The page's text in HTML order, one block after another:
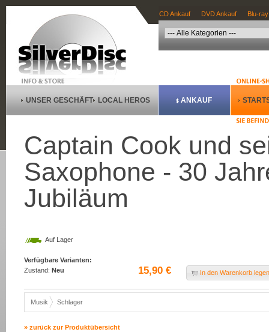
CD Ankauf DVD Ankauf Blu-
UNSER GESCHÄFT LOCAL HEROS ANKAUF
Captain Cook und
Saxophone - 30
Jubiläum
Auf Lager
Verfügbare Varianten:
Zustand: Neu 15,90 € In den Warenkorb
Musik Schlager
» zurück zur Produktübersicht